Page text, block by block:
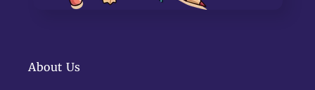
About Us